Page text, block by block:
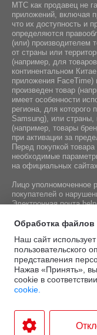
МТС как продавец не
приложений, включая
что их доступность и
определяются
(или) производителем
от страны или
(например, для
континентальном
приложения FaceTime)
произведен товар
имеет особенности
региона, для которого
Samsung), или страны,
(например, товары
при активации за
Перед покупкой
необходимые
на официальных
Лицо уполномоченное
покупателей о
Электронная почта
Номер телефона
регистрации СООО
уполномоченных
+375 17 215-14-65
reCAPTCHA, а также
применяются
Обработка файлов
Наш сайт
пользовательского
представления
Нажав «Принять»,
cookie в
cookie.